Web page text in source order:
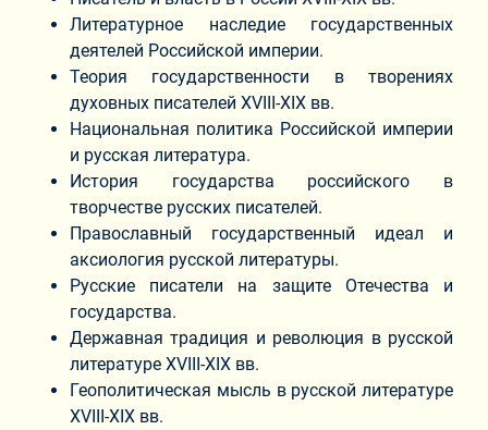
Литературное наследие государственных
деятелей Российской империи.
Теория государственности в творениях
духовных писателей XVIII-XIX вв.
Национальная политика Российской империи
и русская литература.
История государства российского в
творчестве русских писателей.
Православный государственный идеал и
аксиология русской литературы.
Русские писатели на защите Отечества и
государства.
Державная традиция и революция в русской
литературе XVIII-XIX вв.
Геополитическая мысль в русской литературе
XVIII-XIX вв.